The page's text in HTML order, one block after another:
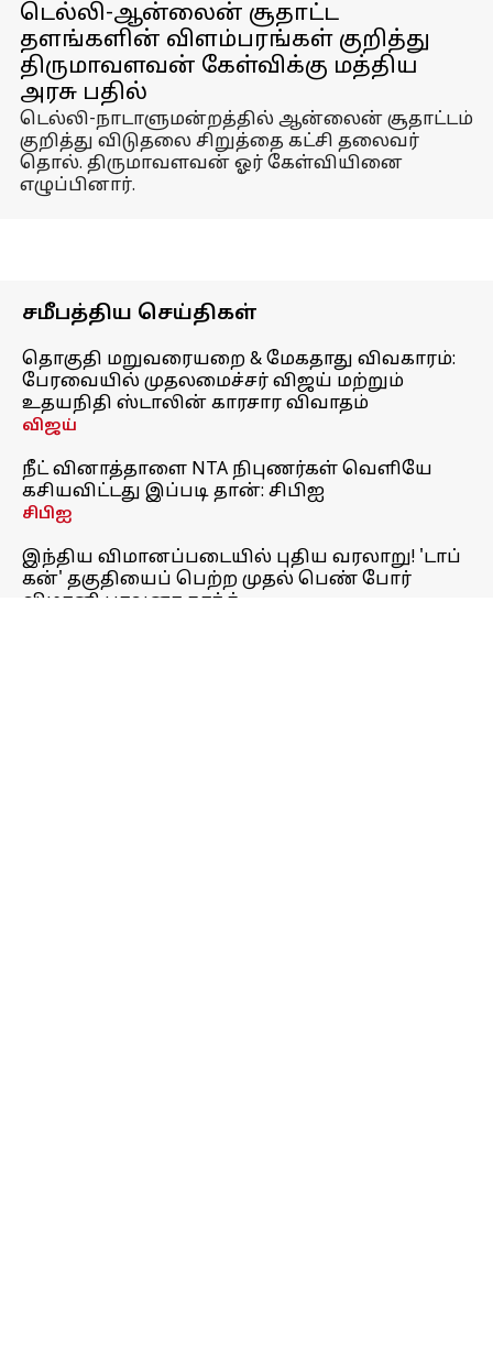
டெல்லி-ஆன்லைன் சூதாட்ட
தளங்களின் விளம்பரங்கள் குறித்து
திருமாவளவன் கேள்விக்கு மத்திய
அரசு பதில்
டெல்லி-நாடாளுமன்றத்தில் ஆன்லைன் சூதாட்டம்
குறித்து விடுதலை சிறுத்தை கட்சி தலைவர்
தொல். திருமாவளவன் ஓர் கேள்வியினை
எழுப்பினார்.
சமீபத்திய செய்திகள்
தொகுதி மறுவரையறை & மேகதாது விவகாரம்:
பேரவையில் முதலமைச்சர் விஜய் மற்றும்
உதயநிதி ஸ்டாலின் காரசார விவாதம்
விஜய்
நீட் வினாத்தாளை NTA நிபுணர்கள் வெளியே
கசியவிட்டது இப்படி தான்: சிபிஐ
சிபிஐ
இந்திய விமானப்படையில் புதிய வரலாறு! 'டாப்
கன்' தகுதியைப் பெற்ற முதல் பெண் போர்
விமானி பாவனா காந்த்